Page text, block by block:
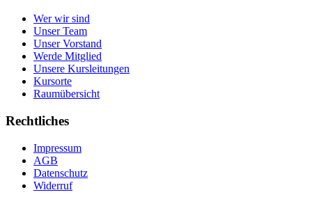
Wer wir sind
Unser Team
Unser Vorstand
Werde Mitglied
Unsere Kursleitungen
Kursorte
Raumübersicht
Rechtliches
Impressum
AGB
Datenschutz
Widerruf